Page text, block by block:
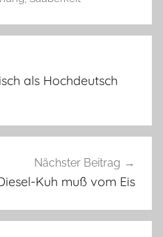
als Hochdeutsch
Nächster Beitrag
Kuh muß vom Eis